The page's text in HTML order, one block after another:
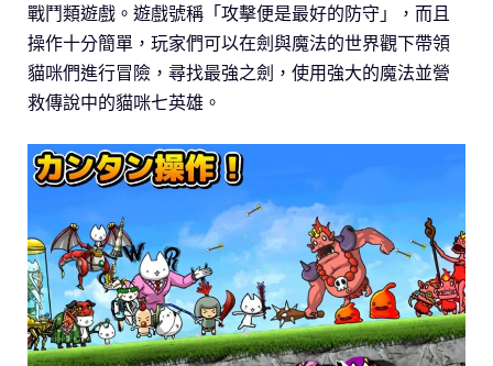
戰鬥類遊戲。遊戲號稱「攻擊便是最好的防守」，而且
操作十分簡單，玩家們可以在劍與魔法的世界觀下帶領
貓咪們進行冒險，尋找最強之劍，使用強大的魔法並營
救傳說中的貓咪七英雄。